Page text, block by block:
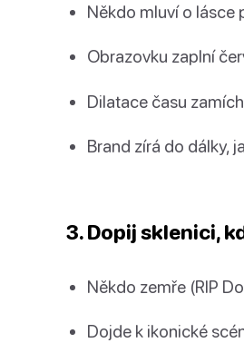
Někdo mluví o lásce
Obrazovku zaplní
Dilatace času
Brand zírá do dálky,
3. Dopij sklenici,
Někdo zemře (RIP
Dojde k ikonické